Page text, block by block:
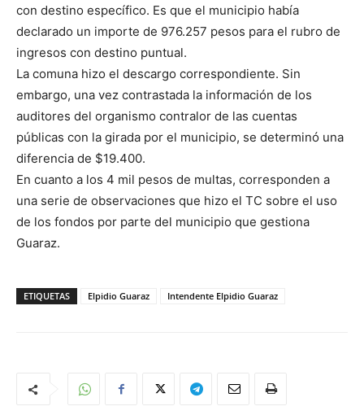
con destino específico. Es que el municipio había
declarado un importe de 976.257 pesos para el rubro de
ingresos con destino puntual.
La comuna hizo el descargo correspondiente. Sin
embargo, una vez contrastada la información de los
auditores del organismo contralor de las cuentas
públicas con la girada por el municipio, se determinó una
diferencia de $19.400.
En cuanto a los 4 mil pesos de multas, corresponden a
una serie de observaciones que hizo el TC sobre el uso
de los fondos por parte del municipio que gestiona
Guaraz.
ETIQUETAS Elpidio Guaraz Intendente Elpidio Guaraz